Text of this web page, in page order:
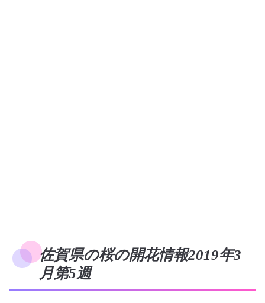
佐賀県の桜の開花情報2019年3
月第5週